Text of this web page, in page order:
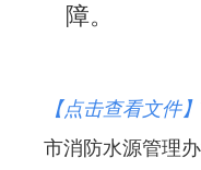
障。
【点击查看文件】
市消防水源管理